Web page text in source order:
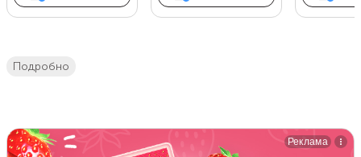
подробно